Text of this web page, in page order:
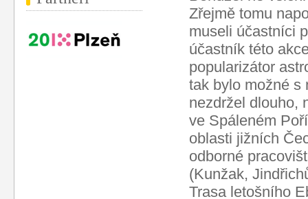
Zřejmě tomu
museli účastníci
účastník této
popularizátor
tak bylo možné s
nezdržel dlouho,
ve Spáleném
oblasti jižních
odborné
(Kunžak,
Trasa letošního